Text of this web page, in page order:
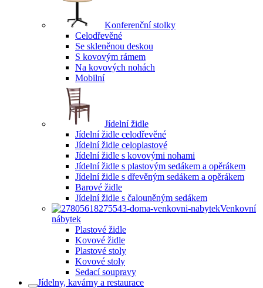
Konferenční stolky
Celodřevěné
Se skleněnou deskou
S kovovým rámem
Na kovových nohách
Mobilní
Jídelní židle
Jídelní židle celodřevěné
Jídelní židle celoplastové
Jídelní židle s kovovými nohami
Jídelní židle s plastovým sedákem a opěrákem
Jídelní židle s dřevěným sedákem a opěrákem
Barové židle
Jídelní židle s čalouněným sedákem
Venkovní
nábytek
Plastové židle
Kovové židle
Plastové stoly
Kovové stoly
Sedací soupravy
Jídelny, kavárny a restaurace